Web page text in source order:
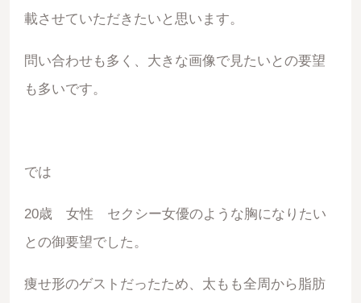
載させていただきたいと思います。
問い合わせも多く、大きな画像で見たいとの要望
も多いです。
では
20歳 女性 セクシー女優のような胸になりたい
との御要望でした。
痩せ形のゲストだったため、太もも全周から脂肪